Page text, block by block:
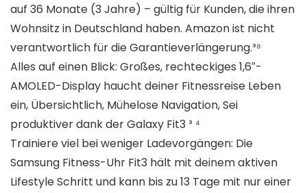
auf 36 Monate (3 Jahre) – gültig für Kunden, die ihren
Wohnsitz in Deutschland haben. Amazon ist nicht
verantwortlich für die Garantieverlängerung.³⁸
Alles auf einen Blick: Großes, rechteckiges 1,6″-
AMOLED-Display haucht deiner Fitnessreise Leben
ein, Übersichtlich, Mühelose Navigation, Sei
produktiver dank der Galaxy Fit3 ³ ⁴
Trainiere viel bei weniger Ladevorgängen: Die
Samsung Fitness-Uhr Fit3 hält mit deinem aktiven
Lifestyle Schritt und kann bis zu 13 Tage mit nur einer